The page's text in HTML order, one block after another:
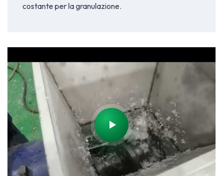
costante per la granulazione.